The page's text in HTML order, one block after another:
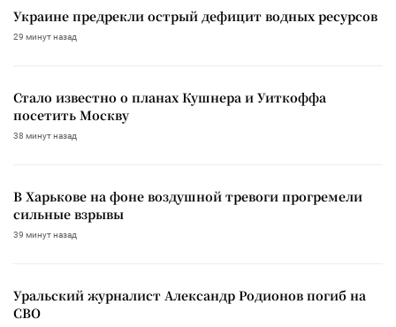
Украине предрекли острый дефицит водных ресурсов
29 минут назад
Стало известно о планах Кушнера и Уиткоффа
посетить Москву
38 минут назад
В Харькове на фоне воздушной тревоги прогремели
сильные взрывы
39 минут назад
Уральский журналист Александр Родионов погиб на
СВО